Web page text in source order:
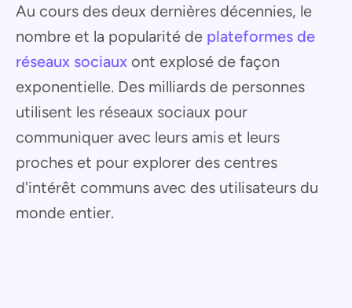
Au cours des deux dernières décennies, le
nombre et la popularité de plateformes de
réseaux sociaux ont explosé de façon
exponentielle. Des milliards de personnes
utilisent les réseaux sociaux pour
communiquer avec leurs amis et leurs
proches et pour explorer des centres
d'intérêt communs avec des utilisateurs du
monde entier.